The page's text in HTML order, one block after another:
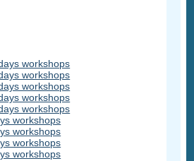
workshops
workshops
workshops
workshops
workshops
workshops
workshops
workshops
workshops